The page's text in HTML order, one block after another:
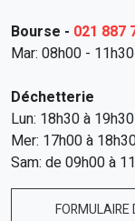
Bourse - 021 887
Mar: 08h00 -
Déchetterie
Lun: 18h30 à 19h30
Mer: 17h00 à
Sam: de 09h00 à